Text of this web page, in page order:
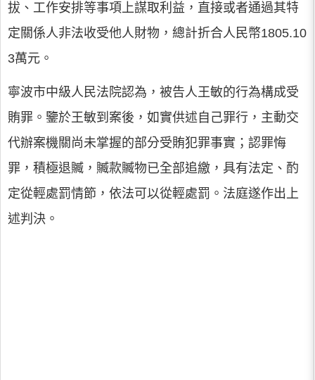
拔、工作安排等事項上謀取利益，直接或者通過其特
定關係人非法收受他人財物，總計折合人民幣1805.10
3萬元。
寧波市中級人民法院認為，被告人王敏的行為構成受
賄罪。鑒於王敏到案後，如實供述自己罪行，主動交
代辦案機關尚未掌握的部分受賄犯罪事實；認罪悔
罪，積極退贓，贓款贓物已全部追繳，具有法定、酌
定從輕處罰情節，依法可以從輕處罰。法庭遂作出上
述判決。